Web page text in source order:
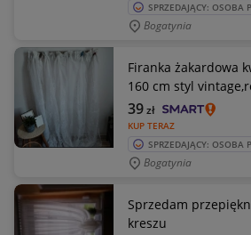
SPRZEDAJĄCY: OSOBA
Bogatynia
Firanka żakardowa
160 cm styl
KUP TERAZ
39zł
SPRZEDAJĄCY: OSOBA
Bogatynia
Sprzedam
kreszu